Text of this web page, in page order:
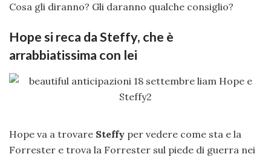
Cosa gli diranno? Gli daranno qualche consiglio?
Hope si reca da Steffy, che è
arrabbiatissima con lei
Hope va a trovare Steffy per vedere come sta e la
Forrester e trova la Forrester sul piede di guerra nei